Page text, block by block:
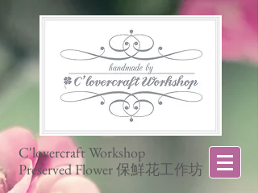
C'lovercraft Workshop
Preserved Flower 保鮮花工作坊